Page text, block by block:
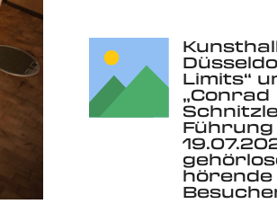
Limits“
„Conrad
Führung
hörende